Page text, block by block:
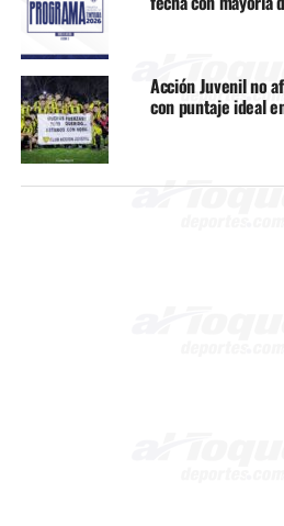
Acción Juvenil no
con puntaje ideal